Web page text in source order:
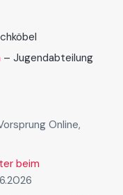
– Jugendabteilung
Online,
beim